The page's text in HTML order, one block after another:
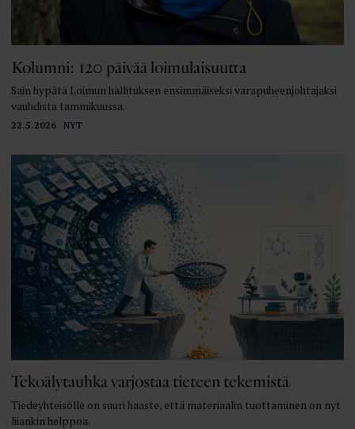
22.5.2026 NYT
Kolumni: 120 päivää loimulaisuutta
Sain hypätä Loimun hallituksen ensimmäiseksi varapuheenjohtajaksi
vauhdista tammikuussa.
Tekoälytauhka varjostaa tieteen tekemistä
Tiedeyhteisölle on suuri haaste, että materiaalin tuottaminen on nyt
liiankin helppoa.